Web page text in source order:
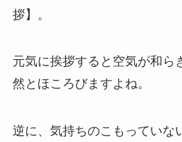
拶】。
元気に挨拶すると空気が和ら
然とほころびますよね。
逆に、気持ちのこもっていな